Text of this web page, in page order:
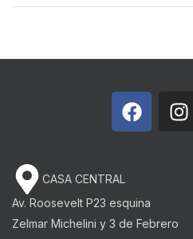
CASA CENTRAL
Av. Roosevelt P23 esquina
Zelmar Michelini y 3 de Febrero​